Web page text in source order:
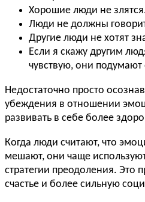
Хорошие люди не
Люди не должны
Другие люди не хотят
Если я скажу другим
чувствую, они
Недостаточно просто
убеждения в отношении
развивать в себе более
Когда люди считают, что
мешают, они чаще
стратегии преодоления. Это
счастье и более сильную